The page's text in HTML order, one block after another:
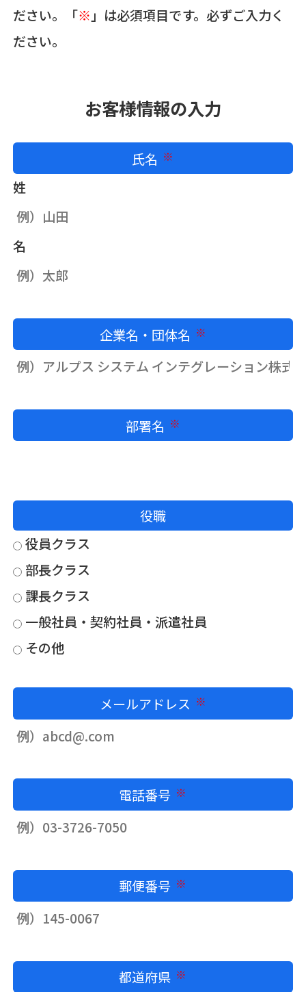
ださい。「※ 」は必須項目です。必ずご入力く
ださい。
お客様情報の入力
氏名
姓
名
企業名・団体名
部署名
役職
役員クラス
部長クラス
課長クラス
一般社員・契約社員・派遣社員
その他
メールアドレス
電話番号
郵便番号
都道府県